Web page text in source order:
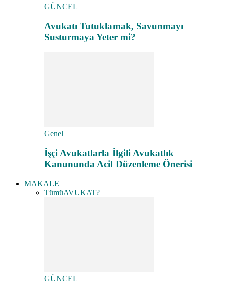
GÜNCEL
Avukatı Tutuklamak, Savunmayı
Susturmaya Yeter mi?
Genel
İşçi Avukatlarla İlgili Avukatlık
Kanununda Acil Düzenleme Önerisi
MAKALE
TümüAVUKAT?
GÜNCEL